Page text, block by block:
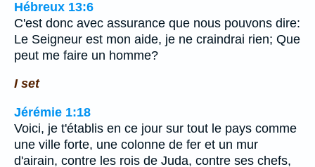
Hébreux 13:6
C'est donc avec assurance que nous pouvons dire:
Le Seigneur est mon aide, je ne craindrai rien; Que
peut me faire un homme?
I set
Jérémie 1:18
Voici, je t'établis en ce jour sur tout le pays comme
une ville forte, une colonne de fer et un mur
d'airain, contre les rois de Juda, contre ses chefs,